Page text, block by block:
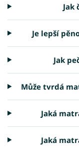
Jak
Je lepší
Jak
Může tvrdá
Jaká
Jaká